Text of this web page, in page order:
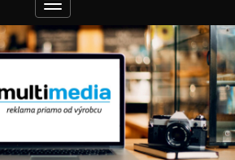
Toggle
navigation